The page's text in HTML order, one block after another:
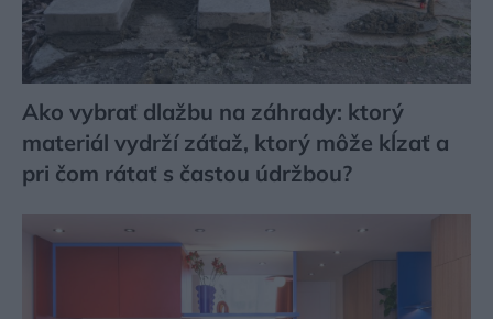
Ako vybrať dlažbu na záhrady: ktorý
materiál vydrží záťaž, ktorý môže kĺzať a
pri čom rátať s častou údržbou?